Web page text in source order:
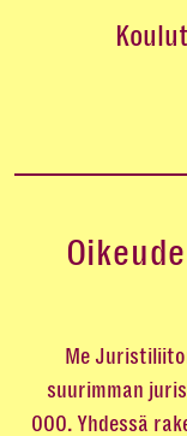
Me
suurimman
000. Yhdessä